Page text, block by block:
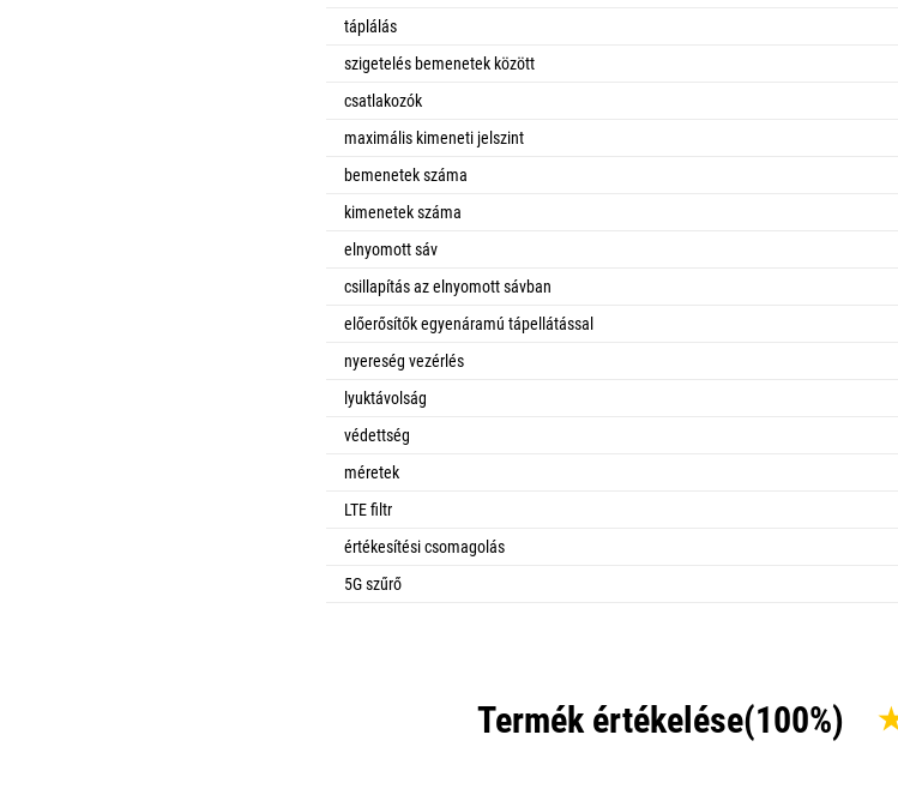
táplálás
szigetelés bemenetek között
csatlakozók
maximális kimeneti jelszint
bemenetek száma
kimenetek száma
elnyomott sáv
csillapítás az elnyomott sávban
előerősítők egyenáramú tápellátással
nyereség vezérlés
lyuktávolság
védettség
méretek
LTE filtr
értékesítési csomagolás
5G szűrő
Termék értékelése
,
(100%)